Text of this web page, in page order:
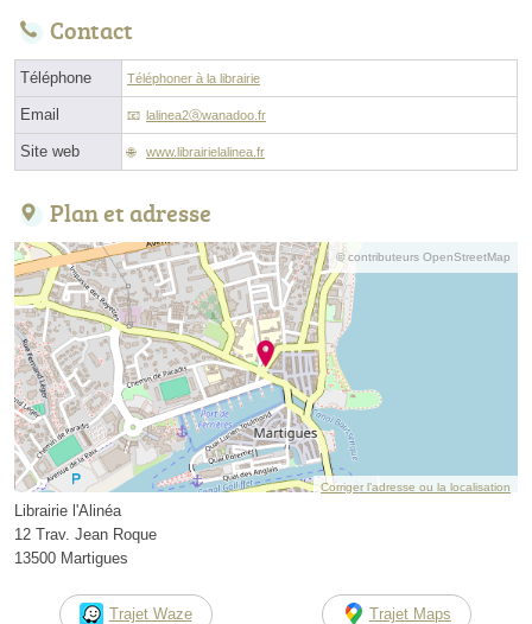
Contact
Téléphone Téléphoner à la librairie
Email lalinea2ⓐwanadoo.fr
Site web www.librairielalinea.fr
Plan et adresse
© contributeurs OpenStreetMap
Corriger l’adresse ou la localisation
Librairie l'Alinéa
12 Trav. Jean Roque
13500 Martigues
Trajet Waze Trajet Maps